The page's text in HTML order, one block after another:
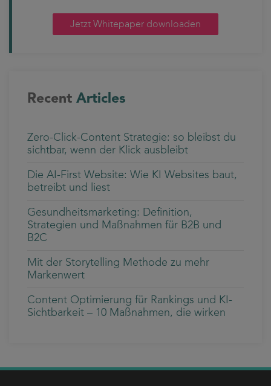
Jetzt Whitepaper downloaden
Recent Articles
Zero-Click-Content Strategie: so bleibst du
sichtbar, wenn der Klick ausbleibt
Die AI-First Website: Wie KI Websites baut,
betreibt und liest
Gesundheitsmarketing: Definition,
Strategien und Maßnahmen für B2B und
B2C
Mit der Storytelling Methode zu mehr
Markenwert
Content Optimierung für Rankings und KI-
Sichtbarkeit – 10 Maßnahmen, die wirken